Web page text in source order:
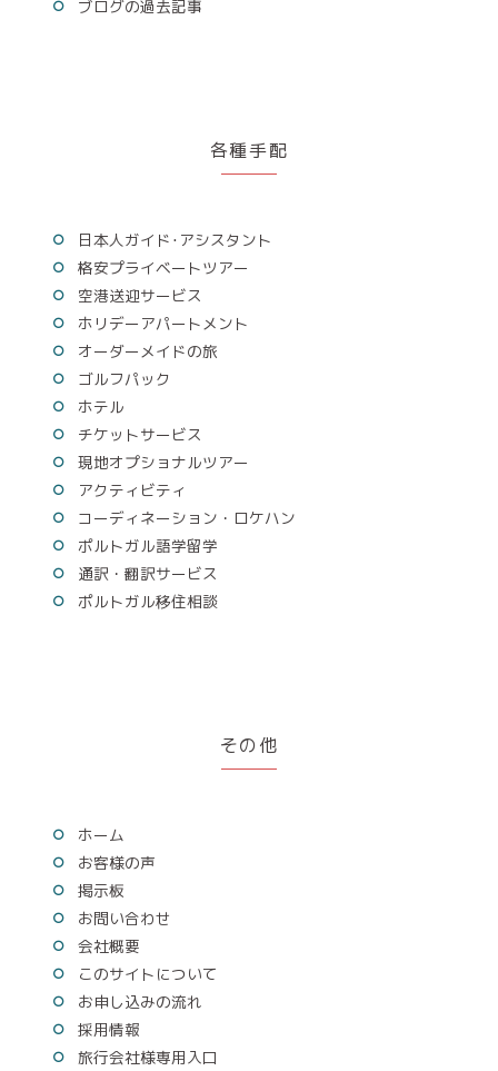
ブログの過去記事
各種手配
日本人ガイド･アシスタント
格安プライベートツアー
空港送迎サービス
ホリデーアパートメント
オーダーメイドの旅
ゴルフパック
ホテル
チケットサービス
現地オプショナルツアー
アクティビティ
コーディネーション・ロケハン
ポルトガル語学留学
通訳・翻訳サービス
ポルトガル移住相談
その他
ホーム
お客様の声
掲示板
お問い合わせ
会社概要
このサイトについて
お申し込みの流れ
採用情報
旅行会社様専用入口